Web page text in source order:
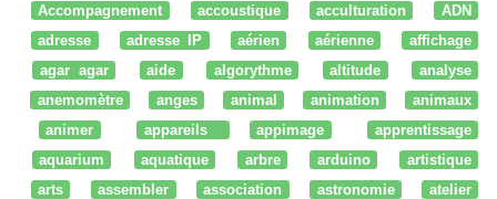
Accompagnement
accoustique acculturation
ADN
adresse
adresse IP aérien aérienne
affichage
agar agar
aide algorythme altitude
analyse
anemomètre
anges animal animation
animaux
animer
appareils appimage
apprentissage
aquarium
aquatique arbre arduino
artistique
arts
assembler association astronomie
atelier